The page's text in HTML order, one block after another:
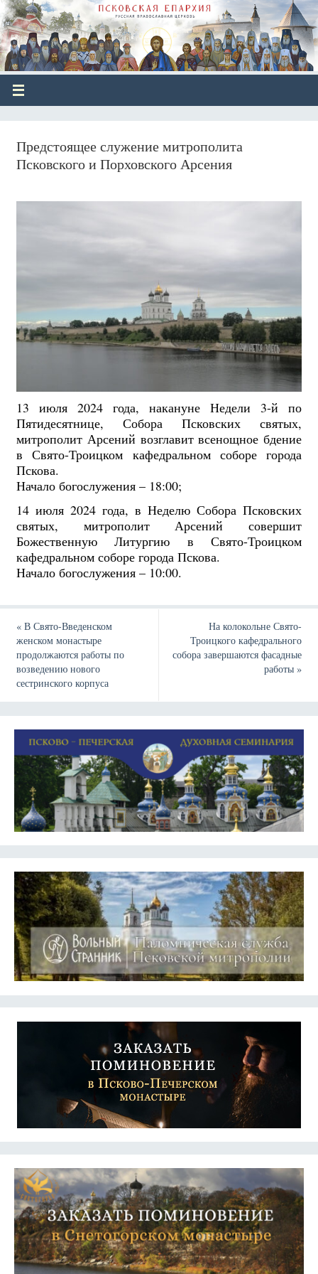
Предстоящее служение митрополита
Псковского и Порховского Арсения
13 июля 2024 года, накануне Недели 3-й по
Пятидесятнице, Собора Псковских святых,
митрополит Арсений возглавит всенощное бдение
в Свято-Троицком кафедральном соборе города
Пскова.
Начало богослужения – 18:00;
14 июля 2024 года, в Неделю Собора Псковских
святых, митрополит Арсений совершит
Божественную Литургию в Свято-Троицком
кафедральном соборе города Пскова.
Начало богослужения – 10:00.
«В Свято-Введенском
женском монастыре
продолжаются работы по
возведению нового
сестринского корпуса
На колокольне Свято-
Троицкого кафедрального
собора завершаются фасадные
работы»